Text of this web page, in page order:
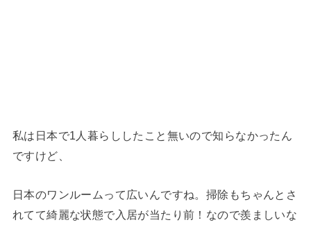
私は日本で1人暮らししたこと無いので知らなかったん
ですけど、
日本のワンルームって広いんですね。掃除もちゃんとさ
れてて綺麗な状態で入居が当たり前！なので羨ましいな